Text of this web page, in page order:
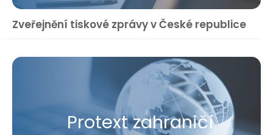
Zveřejnění tiskové zprávy v České republice
Protext zahraničí